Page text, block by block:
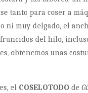
tanto para coser a
ni muy delgado, el
del hilo,
obtenemos unas
el COSELOTODO de